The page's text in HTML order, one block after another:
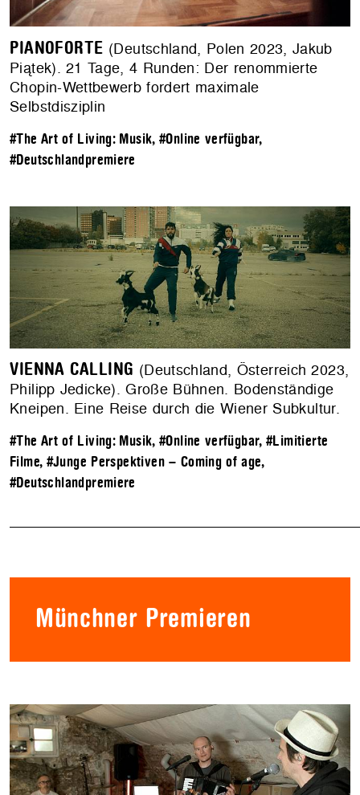
PIANOFORTE (Deutschland, Polen 2023, Jakub
Piątek). 21 Tage, 4 Runden: Der renommierte
Chopin-Wettbewerb fordert maximale
Selbstdisziplin
#The Art of Living: Musik, #Online verfügbar,
#Deutschlandpremiere
VIENNA CALLING (Deutschland, Österreich 2023,
Philipp Jedicke). Große Bühnen. Bodenständige
Kneipen. Eine Reise durch die Wiener Subkultur.
#The Art of Living: Musik, #Online verfügbar,#Limitierte
Filme, #Junge Perspektiven – Coming of age,
#Deutschlandpremiere
Münchner Premieren